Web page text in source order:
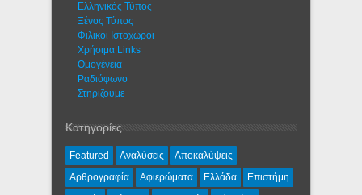
Ελληνικός Τύπος
Ξένος Τύπος
Φιλικοί Ιστοχώροι
Χρήσιμα Links
Ομογένεια
Ραδιόφωνο
Στηρίζουμε
Κατηγορίες
Featured Αναλύσεις
Αποκαλύψεις
Αρθρογραφία
Αφιερώματα Ελλάδα
Επιστήμη